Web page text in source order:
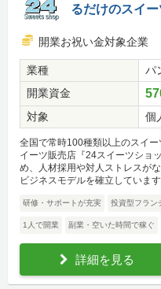
るだけのスイー
開業お祝い金対象企業
業種
パ
開業資金
対象 個
全国で常時100種類以上のスイ
イーツ販売店『24スイーツショ
め、人材採用や対人ストレスが
ビジネスモデルを確立しています
研修・サポートが充実 投資型フラン
1人で開業 副業・空いた時間で稼ぐ
詳細を見る